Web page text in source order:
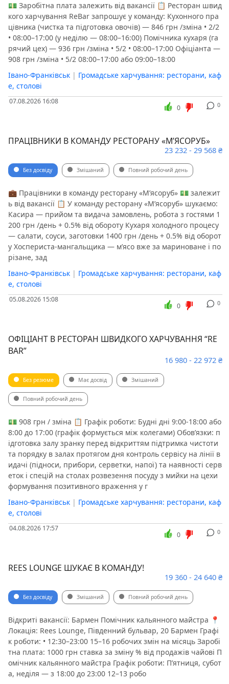
💵 Заробітна плата залежить від вакансії 📋 Ресторан швид
кого харчування ReBar запрошує у команду: Кухонного пра
цівника (чистка та підготовка овочів) — 846 грн /зміна • 2/2
• 08:00–17:00 (у неділю — 08:00–16:00) Помічника кухаря (га
рячий цех) — 936 грн /зміна • 5/2 • 08:00–17:00 Офіціанта —
908 грн /зміна • 5/2 08:00–17:00 або 09:00–18:00
Івано-Франківськ | Громадське харчування: ресторани, каф
е, столові
07.08.2026 16:08 0
0
ПРАЦІВНИКИ В КОМАНДУ РЕСТОРАНУ «МʼЯСОРУБ»
23 232 - 29 568 ₴
Без досвіду Змішаний Повний робочий день
💼 Працівники в команду ресторану «Мʼясоруб» 💵 залежит
ь від вакансії 📋 У команду ресторану «Мʼясоруб» шукаємо:
Касира — прийом та видача замовлень, робота з гостями 1
200 грн /день + 0.5% від обороту Кухаря холодного процесу
— салати, соуси, заготовки 1400 грн /день + 0.5% від оборот
у Хоспериста-мангальщика — мʼясо вже за мариноване і по
різане, зад
Івано-Франківськ | Громадське харчування: ресторани, каф
е, столові
05.08.2026 15:08 0
0
ОФІЦІАНТ В РЕСТОРАН ШВИДКОГО ХАРЧУВАННЯ “RE
BAR”
16 980 - 22 972 ₴
Без резюме Має досвід Змішаний
Повний робочий день
💵 908 грн / зміна 📋 Графік роботи: Будні дні 9:00-18:00 або
8:00 до 17:00 (графік формується між колегами) Обов’язки: п
ідготовка залу зранку перед відкриттям підтримка чистоти
та порядку в залах протягом дня контроль сервісу на лінії в
идачі (підноси, прибори, серветки, напої) та наявності серв
еток і спецій на столах розвезення посуду з мийки на цехи
формування позитивного враження у г
Івано-Франківськ | Громадське харчування: ресторани, каф
е, столові
04.08.2026 17:57 0
0
REES LOUNGE ШУКАЄ В КОМАНДУ!
19 360 - 24 640 ₴
Без досвіду Змішаний Повний робочий день
Відкриті вакансії: Бармен Помічник кальянного майстра 📍
Локація: Rees Lounge, Південний бульвар, 20 Бармен Графі
к роботи: • 12:30–23:00 15–16 робочих змін на місяць Заробі
тна плата: 1000 грн ставка за зміну % від продажів чайові П
омічник кальянного майстра Графік роботи: П’ятниця, субот
а, неділя — з 18:00 до 23:00 12–13 робо